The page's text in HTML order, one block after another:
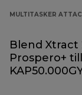
MULTITASKER
Blend Xtract
Prospero+